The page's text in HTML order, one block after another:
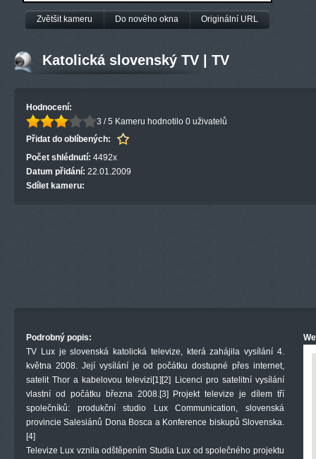
Zvětšit kameru Do nového okna Originální URL
Katolická slovenský TV | TV
Hodnocení:
3 / 5 Kameru hodnotilo 0 uživatelů
Přidat do oblíbených:
Počet shlédnutí: 4492x
Datum přidání: 22.01.2009
Sdílet kameru:
Podrobný popis:
TV Lux je slovenská katolická televize, která zahájila vysílání 4.
května 2008. Její vysílání je od počátku dostupné přes internet,
satelit Thor a kabelovou televizi[1][2] Licenci pro satelitní vysílání
vlastní od počátku března 2008.[3] Projekt televize je dílem tří
společníků: produkční studio Lux Communication, slovenská
provincie Salesiánů Dona Bosca a Konference biskupů Slovenska.
[4]
Televize Lux vznila odštěpením Studia Lux od společného projektu